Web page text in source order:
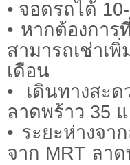
• จอดรถได้
• หากต้องกา
สามารถเช่า
เดือน
• เดินทางสะ
ลาดพร้าว 35
• ระยะห่างจ
จาก MRT ลา